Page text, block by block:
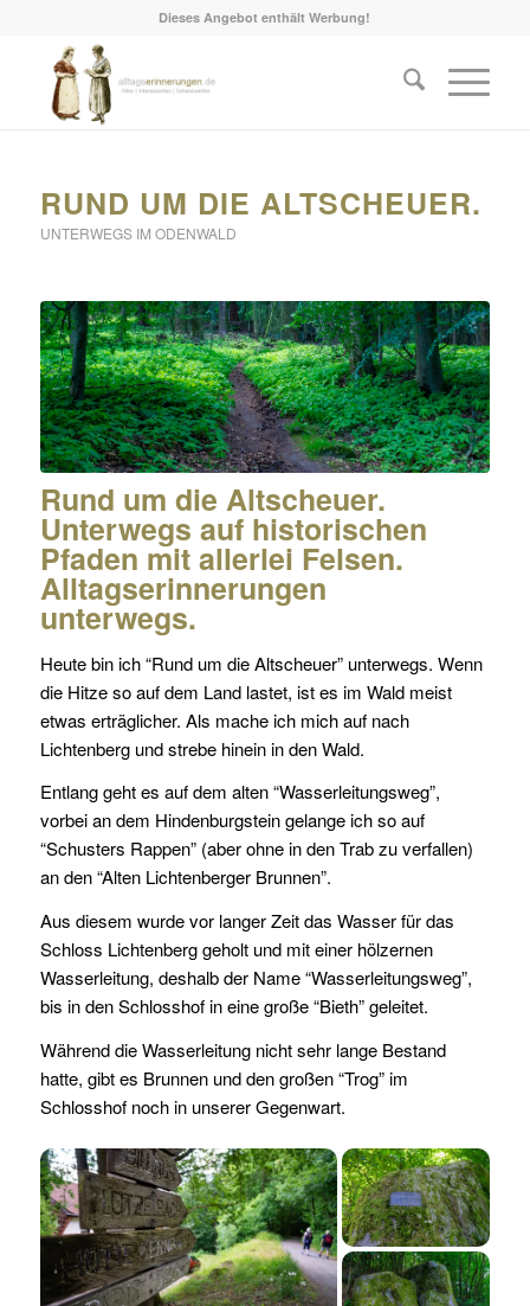
Dieses Angebot enthält Werbung!
RUND UM DIE ALTSCHEUER.
UNTERWEGS IM ODENWALD
Rund um die Altscheuer.
Unterwegs auf historischen
Pfaden mit allerlei Felsen.
Alltagserinnerungen
unterwegs.
Heute bin ich “Rund um die Altscheuer” unterwegs. Wenn
die Hitze so auf dem Land lastet, ist es im Wald meist
etwas erträglicher. Als mache ich mich auf nach
Lichtenberg und strebe hinein in den Wald.
Entlang geht es auf dem alten “Wasserleitungsweg”,
vorbei an dem Hindenburgstein gelange ich so auf
“Schusters Rappen” (aber ohne in den Trab zu verfallen)
an den “Alten Lichtenberger Brunnen”.
Aus diesem wurde vor langer Zeit das Wasser für das
Schloss Lichtenberg geholt und mit einer hölzernen
Wasserleitung, deshalb der Name “Wasserleitungsweg”,
bis in den Schlosshof in eine große “Bieth” geleitet.
Während die Wasserleitung nicht sehr lange Bestand
hatte, gibt es Brunnen und den großen “Trog” im
Schlosshof noch in unserer Gegenwart.